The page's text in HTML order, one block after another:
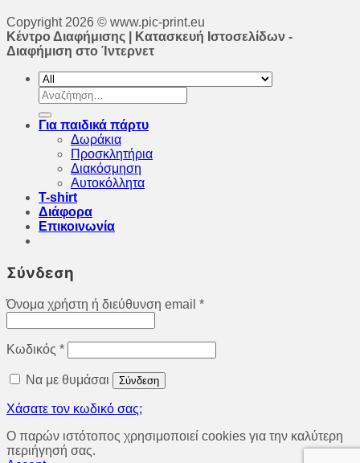
Copyright 2026 © www.pic-print.eu
Κέντρο Διαφήμισης | Κατασκευή Ιστοσελίδων -
Διαφήμιση στο Ίντερνετ
Αναζήτηση
για:
Για παιδικά πάρτυ
Δωράκια
Προσκλητήρια
Διακόσμηση
Αυτοκόλλητα
T-shirt
Διάφορα
Επικοινωνία
Σύνδεση
Όνομα χρήστη ή διεύθυνση email *
Κωδικός *
Να με θυμάσαι Σύνδεση
Χάσατε τον κωδικό σας;
O παρών ιστότοπος χρησιμοποιεί cookies για την καλύτερη
περιήγησή σας.